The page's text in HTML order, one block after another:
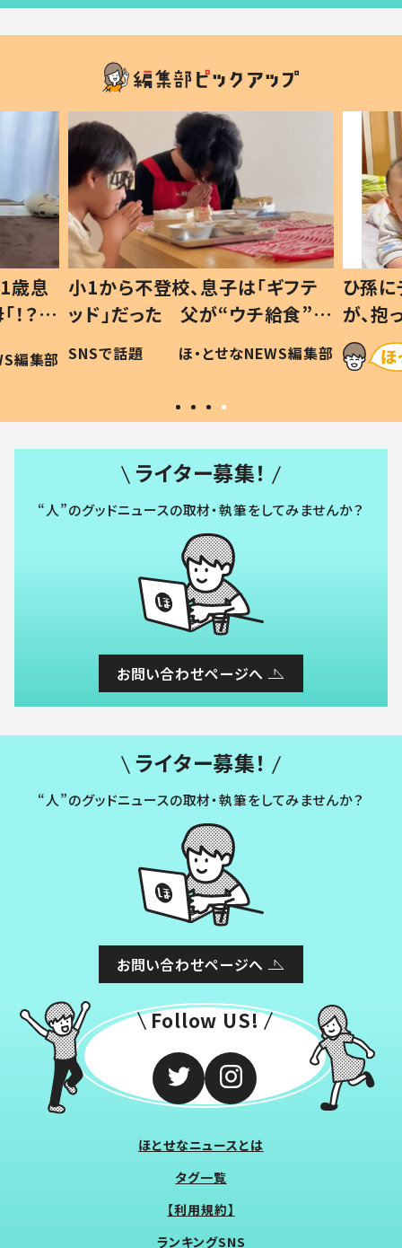
歳息
？」
編集部
小1から不登校、息子は「ギフテ
ッド」だった 父が“ウチ給食”を
作り続ける理由とは #令和の親
#令和の子
SNSで話題 ほ・とせなNEWS編集部
ひ孫
が、
「涙が
い」
ライター募集！
“人”のグッドニュースの取材・執筆をしてみませんか？
お問い合わせページへ
ライター募集！
“人”のグッドニュースの取材・執筆をしてみませんか？
お問い合わせページへ
Follow US!
ほとせなニュースとは
タグ一覧
【利用規約】
ランキングSNS